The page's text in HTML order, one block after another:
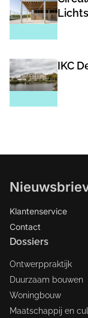
IKC
Klantenservice
Contact
Dossiers
Ontwerppraktijk
Duurzaam bouwen
Woningbouw
Maatschappij en